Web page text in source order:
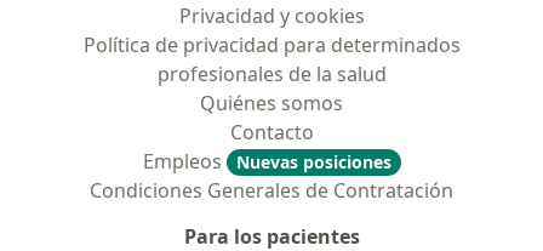
Privacidad y cookies
Política de privacidad para determinados
profesionales de la salud
Quiénes somos
Contacto
Empleos
Nuevas posiciones
Condiciones Generales de Contratación
Para los pacientes